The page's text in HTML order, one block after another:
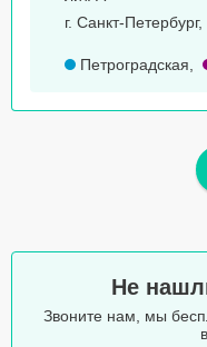
г. Санкт-
Петроградская,
Не
Звоните нам, мы